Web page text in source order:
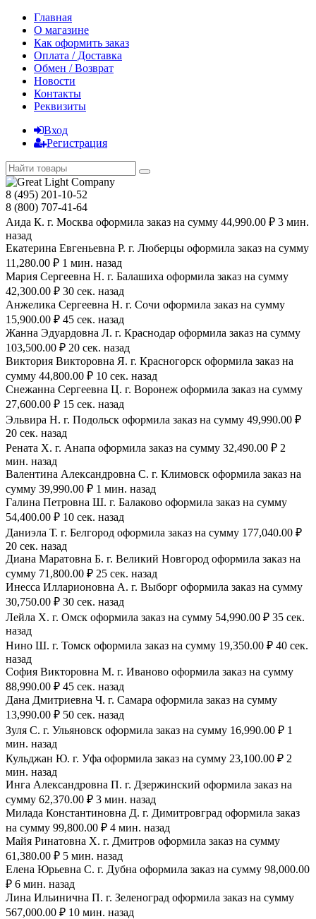
Главная
О магазине
Как оформить заказ
Оплата / Доставка
Обмен / Возврат
Новости
Контакты
Реквизиты
Вход
Регистрация
8 (495) 201-10-52
8 (800) 707-41-64
Аида К. г. Москва оформила заказ на сумму 44,990.00 ₽ 3 мин.
назад
Екатерина Евгеньевна Р. г. Люберцы оформила заказ на сумму
11,280.00 ₽ 1 мин. назад
Мария Сергеевна H. г. Балашиха оформила заказ на сумму
42,300.00 ₽ 30 сек. назад
Анжелика Сергеевна Н. г. Сочи оформила заказ на сумму
15,900.00 ₽ 45 сек. назад
Жанна Эдуардовна Л. г. Краснодар оформила заказ на сумму
103,500.00 ₽ 20 сек. назад
Виктория Викторовна Я. г. Красногорск оформила заказ на
сумму 44,800.00 ₽ 10 сек. назад
Снежанна Сергеевна Ц. г. Воронеж оформила заказ на сумму
27,600.00 ₽ 15 сек. назад
Эльвира Н. г. Подольск оформила заказ на сумму 49,990.00 ₽
20 сек. назад
Рената Х. г. Анапа оформила заказ на сумму 32,490.00 ₽ 2
мин. назад
Валентина Александровна С. г. Климовск оформила заказ на
сумму 39,990.00 ₽ 1 мин. назад
Галина Петровна Ш. г. Балаково оформила заказ на сумму
54,400.00 ₽ 10 сек. назад
Даниэла Т. г. Белгород оформила заказ на сумму 177,040.00 ₽
20 сек. назад
Диана Маратовна Б. г. Великий Новгород оформила заказ на
сумму 71,800.00 ₽ 25 сек. назад
Инесса Илларионовна А. г. Выборг оформила заказ на сумму
30,750.00 ₽ 30 сек. назад
Лейла Х. г. Омск оформила заказ на сумму 54,990.00 ₽ 35 сек.
назад
Нино Ш. г. Томск оформила заказ на сумму 19,350.00 ₽ 40 сек.
назад
София Викторовна М. г. Иваново оформила заказ на сумму
88,990.00 ₽ 45 сек. назад
Дана Дмитриевна Ч. г. Самара оформила заказ на сумму
13,990.00 ₽ 50 сек. назад
Зуля С. г. Ульяновск оформила заказ на сумму 16,990.00 ₽ 1
мин. назад
Кульджан Ю. г. Уфа оформила заказ на сумму 23,100.00 ₽ 2
мин. назад
Инга Александровна П. г. Дзержинский оформила заказ на
сумму 62,370.00 ₽ 3 мин. назад
Милада Константиновна Д. г. Димитровград оформила заказ
на сумму 99,800.00 ₽ 4 мин. назад
Майя Ринатовна Х. г. Дмитров оформила заказ на сумму
61,380.00 ₽ 5 мин. назад
Елена Юрьевна С. г. Дубна оформила заказ на сумму 98,000.00
₽ 6 мин. назад
Лина Ильинична П. г. Зеленоград оформила заказ на сумму
567,000.00 ₽ 10 мин. назад